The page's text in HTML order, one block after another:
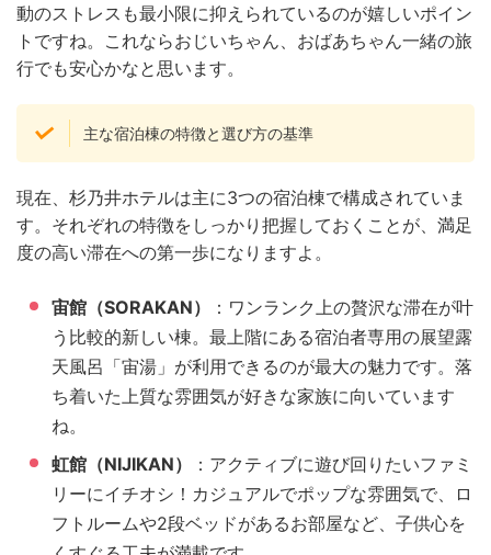
動のストレスも最小限に抑えられているのが嬉しいポイン
トですね。これならおじいちゃん、おばあちゃん一緒の旅
行でも安心かなと思います。
主な宿泊棟の特徴と選び方の基準
現在、杉乃井ホテルは主に3つの宿泊棟で構成されていま
す。それぞれの特徴をしっかり把握しておくことが、満足
度の高い滞在への第一歩になりますよ。
宙館（SORAKAN）
：ワンランク上の贅沢な滞在が叶
う比較的新しい棟。最上階にある宿泊者専用の展望露
天風呂「宙湯」が利用できるのが最大の魅力です。落
ち着いた上質な雰囲気が好きな家族に向いています
ね。
虹館（NIJIKAN）
：アクティブに遊び回りたいファミ
リーにイチオシ！カジュアルでポップな雰囲気で、ロ
フトルームや2段ベッドがあるお部屋など、子供心を